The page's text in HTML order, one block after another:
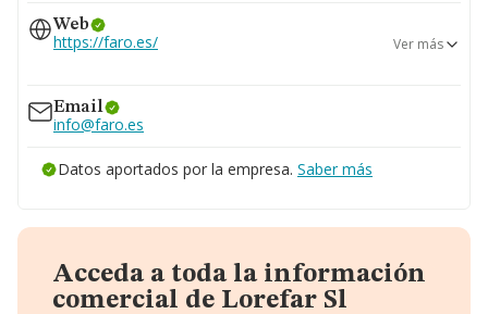
937723949
937723962
936258400
Web
https://faro.es/ Ver más
Email
info@faro.es
Datos aportados por la empresa. Saber más
Acceda a toda la información
comercial de Lorefar Sl